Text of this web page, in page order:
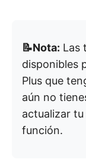
📝Nota: Las
disponibles
Plus que
aún no
actualizar
función.